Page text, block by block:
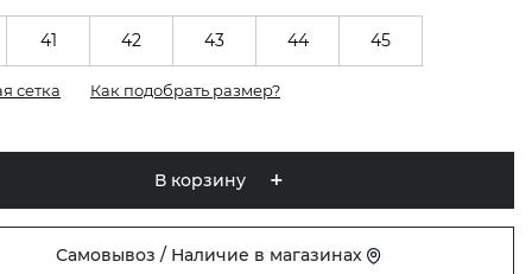
41 42 43 44 45
сетка Как подобрать размер?
В корзину
Самовывоз / Наличие в магазинах